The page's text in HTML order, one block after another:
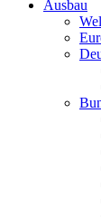
Ausbau